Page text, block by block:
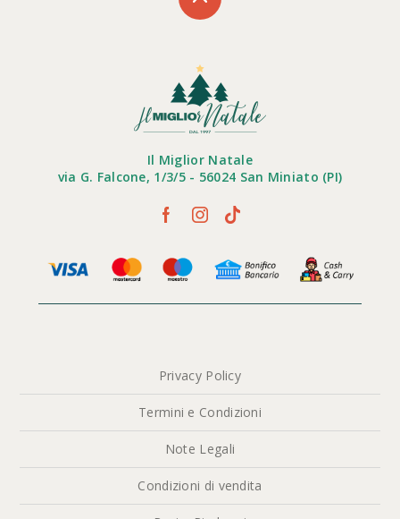
Il Miglior Natale
via G. Falcone, 1/3/5 - 56024 San Miniato (PI)
Privacy Policy
Termini e Condizioni
Note Legali
Condizioni di vendita